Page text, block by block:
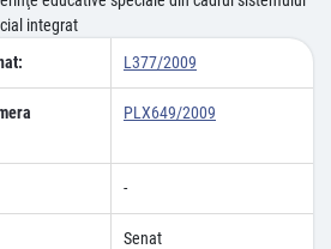
integrat
L377/2009
PLX649/2009
-
Senat